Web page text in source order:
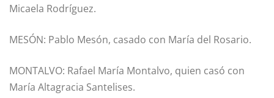
Micaela Rodríguez.
MESÓN: Pablo Mesón, casado con María del Rosario.
MONTALVO: Rafael María Montalvo, quien casó con
María Altagracia Santelises.